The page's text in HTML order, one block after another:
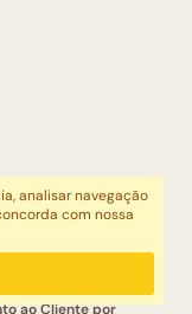
ao Cliente por
analisar navegação
com nossa